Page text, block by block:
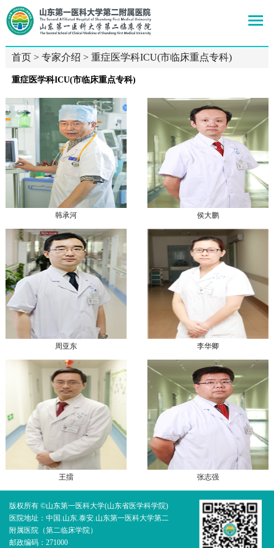
首页> 专家介绍 > 重症医学科ICU(市临床重点专科)
重症医学科ICU(市临床重点专科)
韩承河 侯大鹏
周亚东 李华卿
王擂 张志强
版权所有 ©山东第一医科大学(山东省医学科学院)
医院地址：中国.山东.泰安.山东第一医科大学第二
附属医院（第二临床学院）
邮政编码：271000